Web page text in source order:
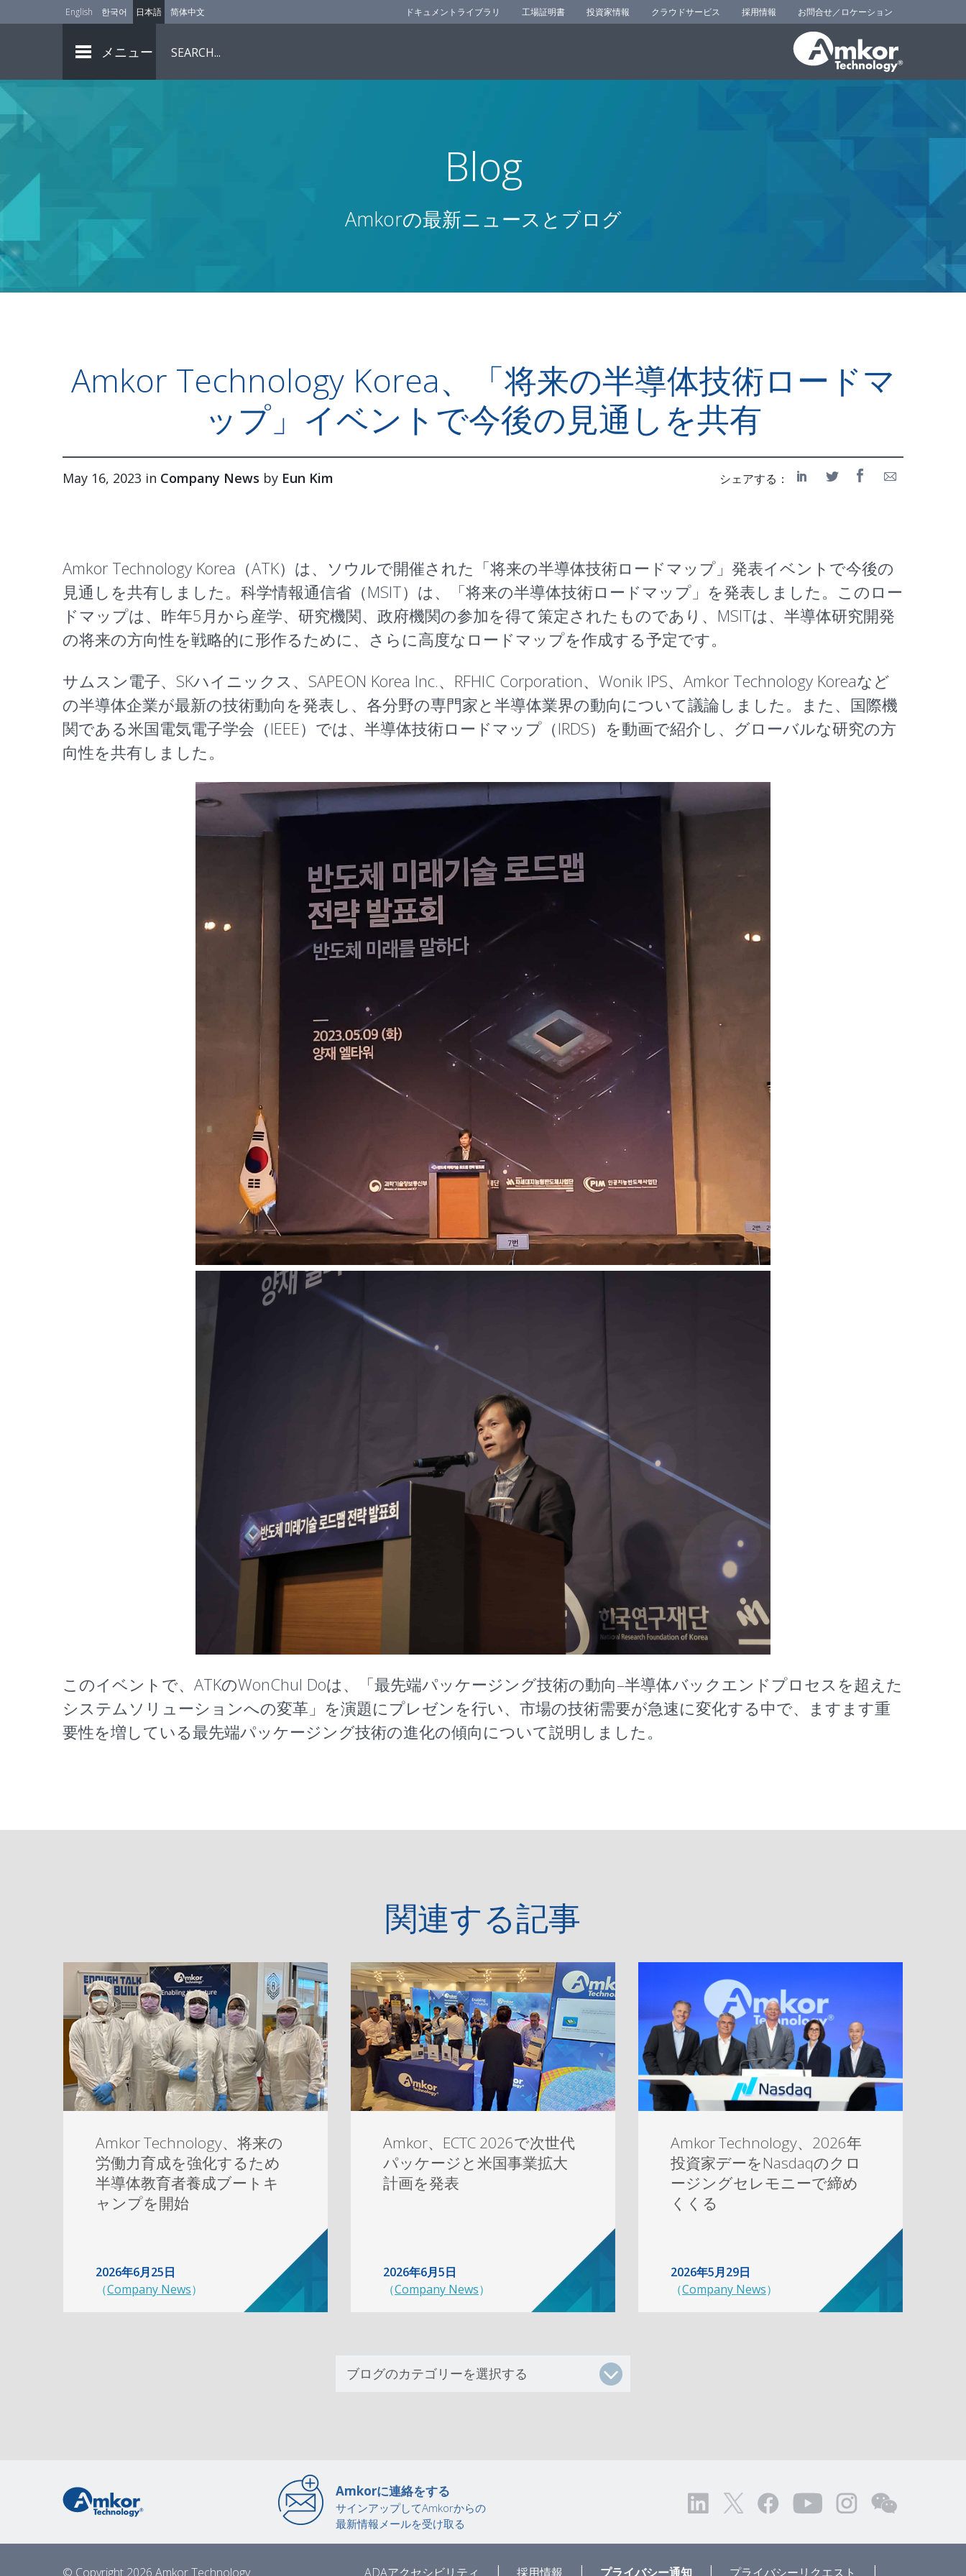
English 한국어 日本語 简体中文 ドキュメントライブラリ 工場証明書 投資家情報 クラウドサービス 採用情報 お問合せ／ロケーション
メニュー
Blog
Amkorの最新ニュースとブログ
Amkor Technology Korea、「将来の半導体技術ロードマ
ップ」イベントで今後の見通しを共有
May 16, 2023 in Company News by Eun Kim シェアする：
Amkor Technology Korea（ATK）は、ソウルで開催された「将来の半導体技術ロードマップ」発表イベントで今後の
見通しを共有しました。科学情報通信省（MSIT）は、「将来の半導体技術ロードマップ」を発表しました。このロー
ドマップは、昨年5月から産学、研究機関、政府機関の参加を得て策定されたものであり、MSITは、半導体研究開発
の将来の方向性を戦略的に形作るために、さらに高度なロードマップを作成する予定です。
サムスン電子、SKハイニックス、SAPEON Korea Inc.、RFHIC Corporation、Wonik IPS、Amkor Technology Koreaなど
の半導体企業が最新の技術動向を発表し、各分野の専門家と半導体業界の動向について議論しました。また、国際機
関である米国電気電子学会（IEEE）では、半導体技術ロードマップ（IRDS）を動画で紹介し、グローバルな研究の方
向性を共有しました。
このイベントで、ATKのWonChul Doは、「最先端パッケージング技術の動向–半導体バックエンドプロセスを超えた
システムソリューションへの変革」を演題にプレゼンを行い、市場の技術需要が急速に変化する中で、ますます重
要性を増している最先端パッケージング技術の進化の傾向について説明しました。
関連する記事
Amkor Technology、将来の
労働力育成を強化するため
半導体教育者養成ブートキ
ャンプを開始
2026年6月25日
（Company News）
Amkor、ECTC 2026で次世代
パッケージと米国事業拡大
計画を発表
2026年6月5日
（Company News）
Amkor Technology、2026年
投資家デーをNasdaqのクロ
ージングセレモニーで締め
くくる
2026年5月29日
（Company News）
Amkorに連絡をする
サインアップしてAmkorからの
最新情報メールを受け取る
© Copyright 2026 Amkor Technology ADAアクセシビリティ | 採用情報 | プライバシー通知 | プライバシーリクエスト |